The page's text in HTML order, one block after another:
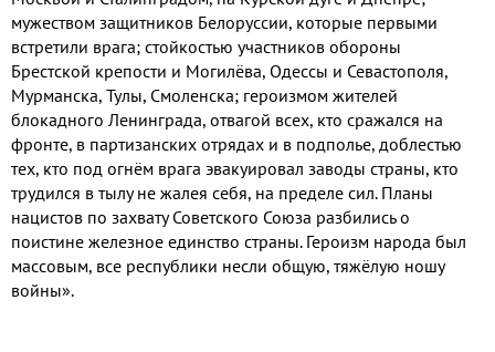
мужеством защитников Белоруссии, которые первыми
встретили врага; стойкостью участников обороны
Брестской крепости и Могилёва, Одессы и Севастополя,
Мурманска, Тулы, Смоленска; героизмом жителей
блокадного Ленинграда, отвагой всех, кто сражался на
фронте, в партизанских отрядах и в подполье, доблестью
тех, кто под огнём врага эвакуировал заводы страны, кто
трудился в тылу не жалея себя, на пределе сил. Планы
нацистов по захвату Советского Союза разбились о
поистине железное единство страны. Героизм народа был
массовым, все республики несли общую, тяжёлую ношу
войны».